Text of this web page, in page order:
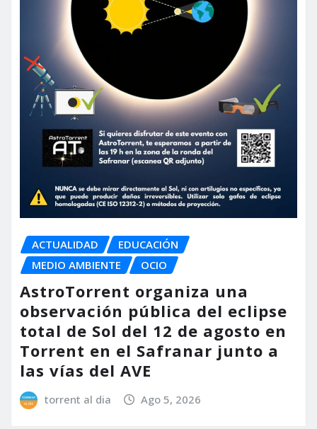
ACTUALIDAD
EDUCACIÓN
MEDIO AMBIENTE
OCIO
AstroTorrent organiza una
observación pública del eclipse
total de Sol del 12 de agosto en
Torrent en el Safranar junto a
las vías del AVE
torrent al dia Ago 5, 2026